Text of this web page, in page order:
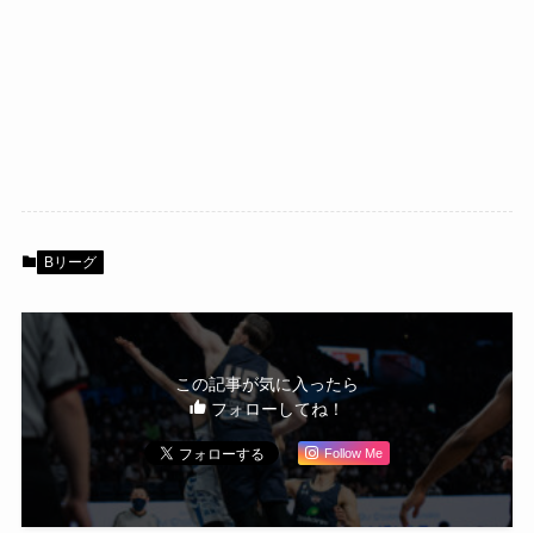
Bリーグ
この記事が気に入ったら
フォローしてね！
Follow Me